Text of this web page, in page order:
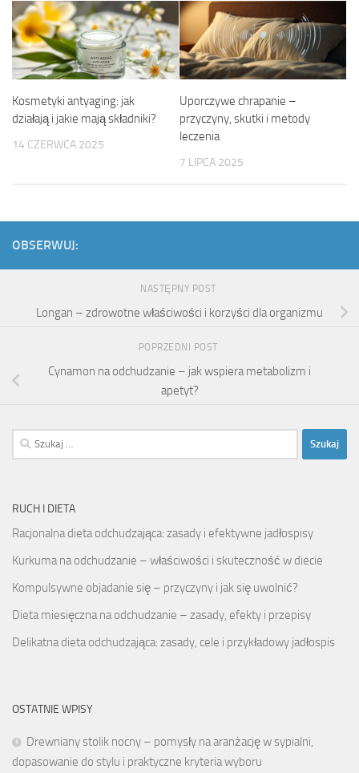
Kosmetyki antyaging: jak
działają i jakie mają składniki?
14 CZERWCA 2025
Uporczywe chrapanie –
przyczyny, skutki i metody
leczenia
7 LIPCA 2025
OBSERWUJ:
NASTĘPNY POST
Longan – zdrowotne właściwości i korzyści dla organizmu
POPRZEDNI POST
Cynamon na odchudzanie – jak wspiera metabolizm i
apetyt?
Szukaj:
RUCH I DIETA
Racjonalna dieta odchudzająca: zasady i efektywne jadłospisy
Kurkuma na odchudzanie – właściwości i skuteczność w diecie
Kompulsywne objadanie się – przyczyny i jak się uwolnić?
Dieta miesięczna na odchudzanie – zasady, efekty i przepisy
Delikatna dieta odchudzająca: zasady, cele i przykładowy jadłospis
OSTATNIE WPISY
Drewniany stolik nocny – pomysły na aranżację w sypialni,
dopasowanie do stylu i praktyczne kryteria wyboru